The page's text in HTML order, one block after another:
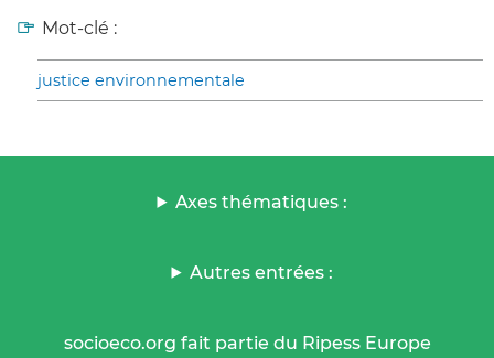
Mot-clé :
justice environnementale
Axes thématiques :
Autres entrées :
socioeco.org fait partie du Ripess Europe